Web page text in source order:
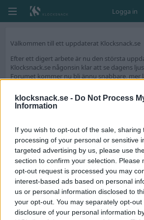
klocksnack.se - Do Not Process
Information
If you wish to opt-out of the sale, sharing
processing of your personal or sensitive
targeted advertising by us, please use
section to confirm your selection. Please
opt-out request is processed you may
interest-based ads based on personal
us or personal information disclosed to
your opt-out. You may separately opt-
disclosure of your personal information
Logga in
Välkommen till ett uppdaterat Klocksnack.se
Efter ett digert arbete är nu den största
Klocksnack.se någonsin klar att se dagens
Forumet kommer nu bli ännu snabbare,
Vi har skapat en tråd på diskussionsdelen för
frågeställningar.
/Hook & Leben
Medlemmar
F